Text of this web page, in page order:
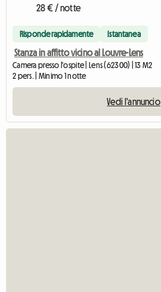
28 € / notte
Risponde rapidamente Istantanea
Stanza in affitto vicino al Louvre-Lens
Camera presso l'ospite | Lens (62300) | 13 M2
2 pers. | Minimo 1 notte
Vedi l'annuncio